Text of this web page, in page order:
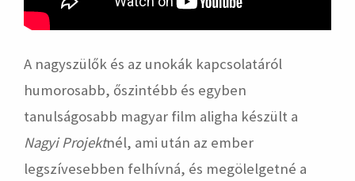
A nagyszülők és az unokák kapcsolatáról
humorosabb, őszintébb és egyben
tanulságosabb magyar film aligha készült a
Nagyi Projektnél, ami után az ember
legszívesebben felhívná, és megölelgetné a